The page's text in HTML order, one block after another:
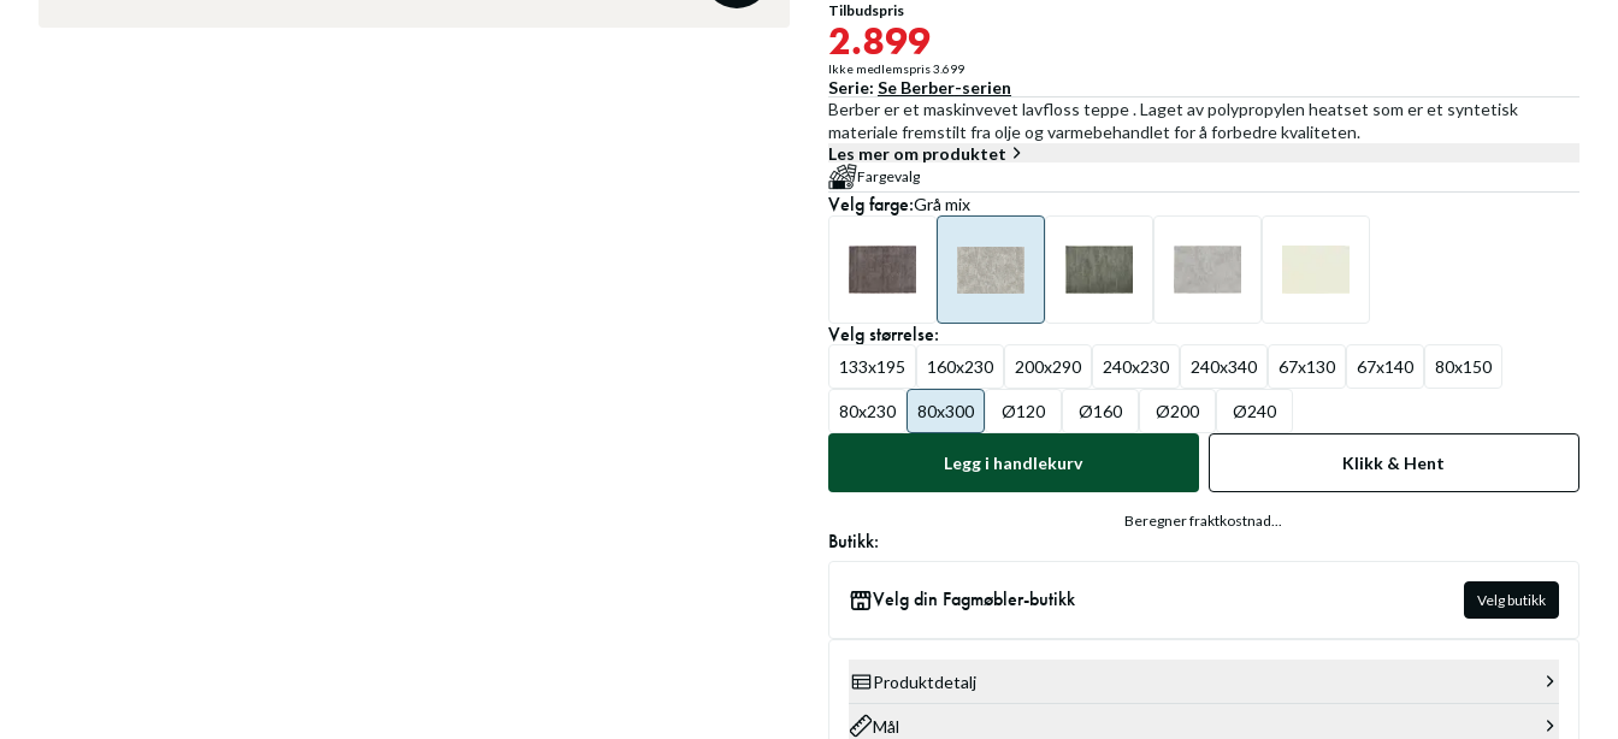
Tilbudspris
2.899
Ikke medlemspris3.699
Serie: Se Berber-serien
Berber er et maskinvevet lavfloss teppe . Laget av polypropylen heatset som er et syntetisk
materiale fremstilt fra olje og varmebehandlet for å forbedre kvaliteten.
Les mer om produktet
Fargevalg
Velgfarge:Grå mix
Velgstørrelse:
133x195 160x230 200x290 240x230 240x340 67x130 67x140 80x150
80x230 80x300 Ø120 Ø160 Ø200 Ø240
Legg i handlekurv Klikk & Hent
Beregner fraktkostnad...
Butikk:
Velg din Fagmøbler-butikk Velg butikk
Produktdetalj
Mål